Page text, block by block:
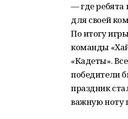
— где ребята
для своей
По итогу
команды
«Кадеты».
победители
праздник
важную ноту